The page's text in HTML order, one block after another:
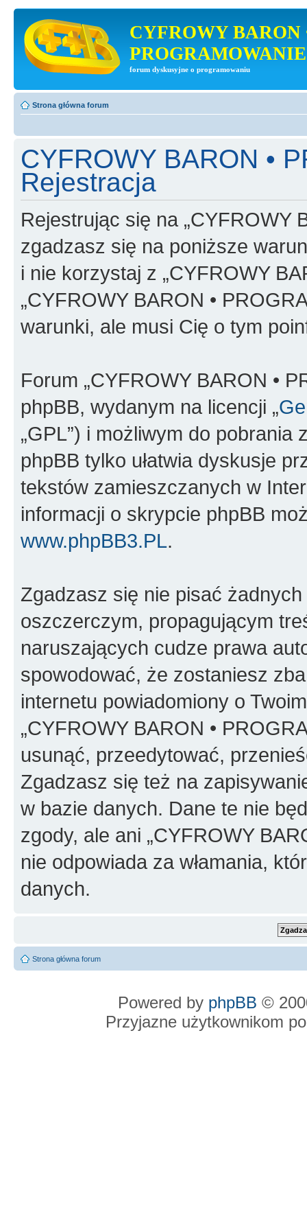
CYFROWY BARON
PROGRAMOWANIE
forum dyskusyjne o programowaniu
Strona główna forum
CYFROWY BARON •
Rejestracja
Rejestrując się na „CYFROWY
zgadzasz się na poniższe
i nie korzystaj z „CYFROWY
„CYFROWY BARON •
warunki, ale musi Cię o tym
Forum „CYFROWY BARON •
phpBB, wydanym na licencji „
„GPL”) i możliwym do pobrania
phpBB tylko ułatwia dyskusje
tekstów zamieszczanych w
informacji o skrypcie phpBB
www.phpBB3.PL.
Zgadzasz się nie pisać
oszczerczym, propagującym
naruszających cudze prawa
spowodować, że zostaniesz
internetu powiadomiony o
„CYFROWY BARON •
usunąć, przeedytować,
Zgadzasz się też na
w bazie danych. Dane te nie
zgody, ale ani „CYFROWY
nie odpowiada za włamania,
danych.
Strona główna forum
Powered by phpBB ©
Przyjazne użytkownikom